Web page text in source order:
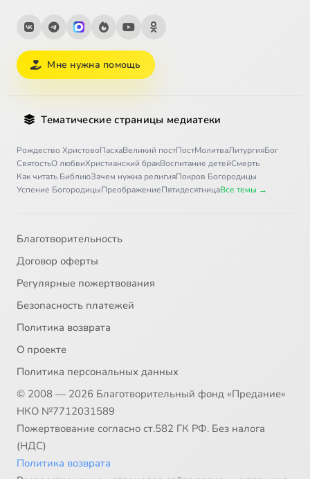
Мне нужна помощь
Тематические страницы медиатеки
Рождество ХристовоПасхаВеликий постПостМолитваЛитургияБог
СвятостьО любвиХристианский бракВоспитание детейСмерть
Как читать БиблиюЗачем нужна религияПокров Богородицы
Успение БогородицыПреображениеПятидесятницаВсе темы →
Благотворительность
Договор оферты
Регулярные пожертвования
Безопасность платежей
Политика возврата
О проекте
Политика персональных данных
© 2008 — 2026 Благотворительный фонд «Предание»
НКО №7712031589
Пожертвование согласно ст.582 ГК РФ. Без налога
(НДС)
Политика возврата